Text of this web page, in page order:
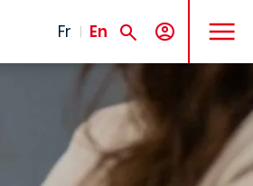
Fr En
MENU